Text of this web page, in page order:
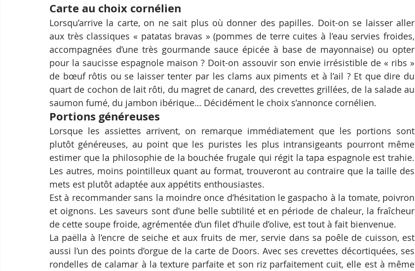
Carte au choix cornélien
Lorsqu’arrive la carte, on ne sait plus où donner des papilles. Doit-on se laisser aller
aux très classiques « patatas bravas » (pommes de terre cuites à l’eau servies froides,
accompagnées d’une très gourmande sauce épicée à base de mayonnaise) ou opter
pour la saucisse espagnole maison ? Doit-on assouvir son envie irrésistible de « ribs »
de bœuf rôtis ou se laisser tenter par les clams aux piments et à l’ail ? Et que dire du
quart de cochon de lait rôti, du magret de canard, des crevettes grillées, de la salade au
saumon fumé, du jambon ibérique… Décidément le choix s’annonce cornélien.
Portions généreuses
Lorsque les assiettes arrivent, on remarque immédiatement que les portions sont
plutôt généreuses, au point que les puristes les plus intransigeants pourront même
estimer que la philosophie de la bouchée frugale qui régit la tapa espagnole est trahie.
Les autres, moins pointilleux quant au format, trouveront au contraire que la taille des
mets est plutôt adaptée aux appétits enthousiastes.
Est à recommander sans la moindre once d’hésitation le gaspacho à la tomate, poivron
et oignons. Les saveurs sont d’une belle subtilité et en période de chaleur, la fraîcheur
de cette soupe froide, agrémentée d’un filet d’huile d’olive, est tout à fait bienvenue.
La paëlla à l’encre de seiche et aux fruits de mer, servie dans sa poêle de cuisson, est
aussi l’un des points d’orgue de la carte de Doors. Avec ses crevettes décortiquées, ses
rondelles de calamar à la texture parfaite et son riz parfaitement cuit, elle est à même